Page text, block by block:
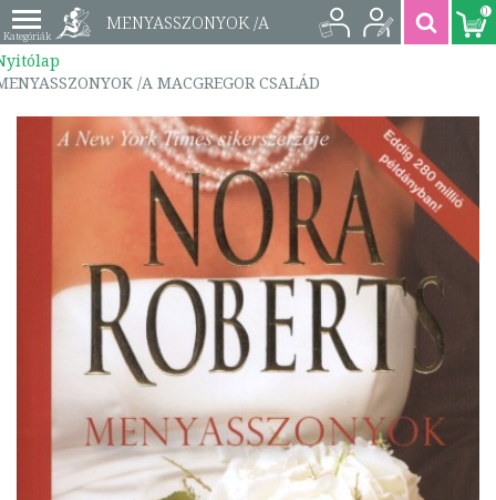
MENYASSZONYOK /A
| 9789635380992
0
/A MACGREGOR CSALÁD